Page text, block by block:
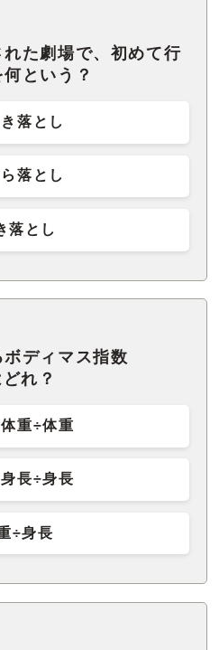
た劇場で、初めて行
という？
落とし
落とし
落とし
ディマス指数
れ？
重÷体重
長÷身長
÷身長